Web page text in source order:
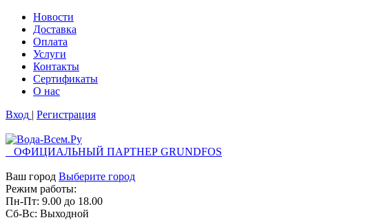
Новости
Доставка
Оплата
Услуги
Контакты
Cертификаты
О нас
Вход | Регистрация
ОФИЦИАЛЬНЫЙ ПАРТНЕР GRUNDFOS
Ваш город Выберите город
Режим работы:
Пн-Пт: 9.00 до 18.00
Сб-Вс: Выходной